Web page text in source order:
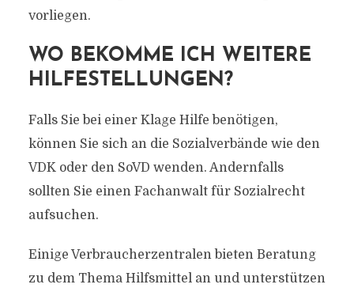
vorliegen.
WO BEKOMME ICH WEITERE
HILFESTELLUNGEN?
Falls Sie bei einer Klage Hilfe benötigen,
können Sie sich an die Sozialverbände wie den
VDK oder den SoVD wenden. Andernfalls
sollten Sie einen Fachanwalt für Sozialrecht
aufsuchen.
Einige Verbraucherzentralen bieten Beratung
zu dem Thema Hilfsmittel an und unterstützen